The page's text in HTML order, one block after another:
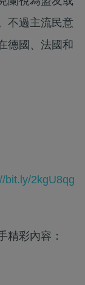
不過主流民意
德國、法國和
bit.ly/2kgU8qg
精彩內容：